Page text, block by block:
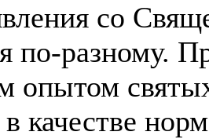
со
по-разному.
опытом
качестве